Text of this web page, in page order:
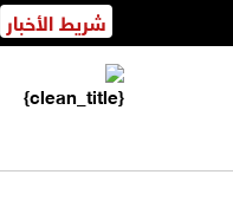
شريط الأخبار